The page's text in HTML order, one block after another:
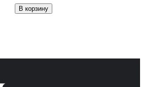
В корзину